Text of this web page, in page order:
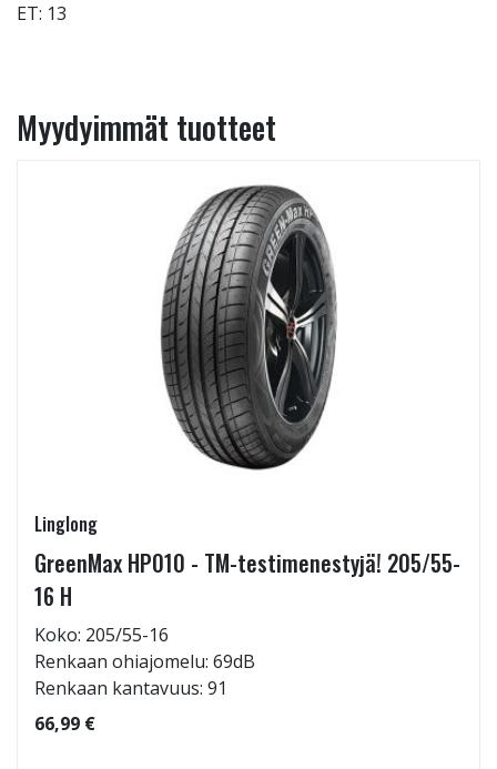
ET: 13
Myydyimmät tuotteet
Linglong
GreenMax HP010 - TM-testimenestyjä! 205/55-
16 H
Koko: 205/55-16
Renkaan ohiajomelu: 69dB
Renkaan kantavuus: 91
66,99 €